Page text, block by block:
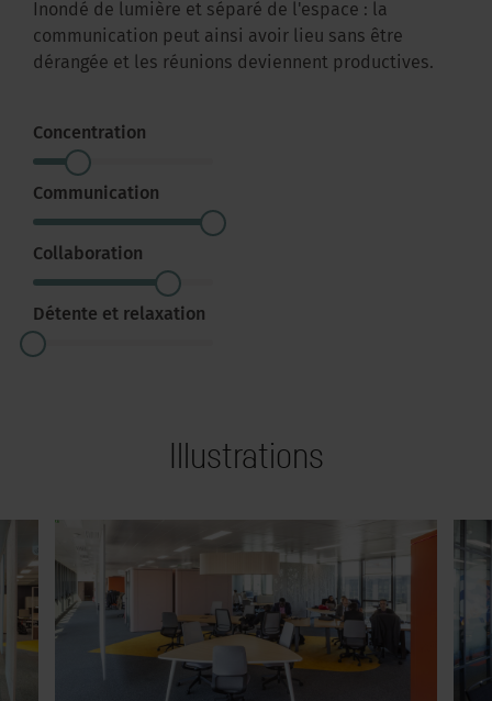
Inondé de lumière et séparé de l'espace : la
communication peut ainsi avoir lieu sans être
dérangée et les réunions deviennent productives.
Concentration
Communication
Collaboration
Détente et relaxation
Illustrations